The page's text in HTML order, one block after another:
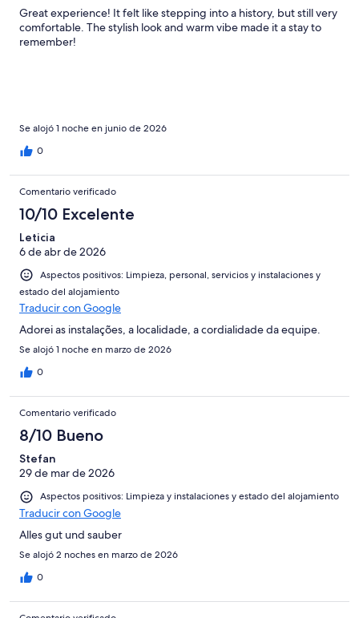
Great experience! It felt like stepping into a history, but still very
comfortable. The stylish look and warm vibe made it a stay to
remember!
Se alojó 1 noche en junio de 2026
0
Comentario verificado
10/10 Excelente
Leticia
6 de abr de 2026
Aspectos positivos: Limpieza, personal, servicios y instalaciones y
estado del alojamiento
Traducir con Google
Adorei as instalações, a localidade, a cordialidade da equipe.
Se alojó 1 noche en marzo de 2026
0
Comentario verificado
8/10 Bueno
Stefan
29 de mar de 2026
Aspectos positivos: Limpieza y instalaciones y estado del alojamiento
Traducir con Google
Alles gut und sauber
Se alojó 2 noches en marzo de 2026
0